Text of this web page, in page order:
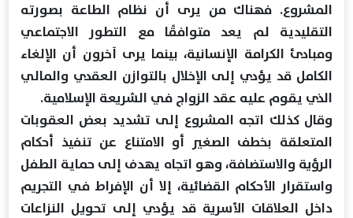
المشروع. فهناك من يرى أن نظام الطاعة بصورته
التقليدية لم يعد متوافقًا مع التطور الاجتماعي
ومبادئ الكرامة الإنسانية، بينما يرى آخرون أن الإلغاء
الكامل قد يؤدي إلى الإخلال بالتوازن العقدي والمالي
الذي يقوم عليه عقد الزواج في الشريعة الإسلامية.
وقال كذلك اتجه المشروع إلى تشديد بعض العقوبات
المتعلقة بخطف الصغير أو الامتناع عن تنفيذ أحكام
الرؤية والاستضافة، وهو اتجاه يهدف إلى حماية الطفل
واستقرار الأحكام القضائية، إلا أن الإفراط في التجريم
داخل العلاقات الأسرية قد يؤدي إلى تحويل النزاعات